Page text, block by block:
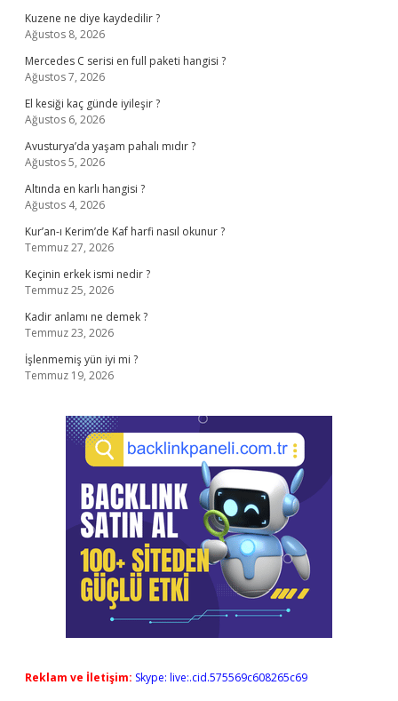
Kuzene ne diye kaydedilir ?
Ağustos 8, 2026
Mercedes C serisi en full paketi hangisi ?
Ağustos 7, 2026
El kesiği kaç günde iyileşir ?
Ağustos 6, 2026
Avusturya’da yaşam pahalı mıdır ?
Ağustos 5, 2026
Altında en karlı hangisi ?
Ağustos 4, 2026
Kur’an-ı Kerim’de Kaf harfi nasıl okunur ?
Temmuz 27, 2026
Keçinin erkek ismi nedir ?
Temmuz 25, 2026
Kadir anlamı ne demek ?
Temmuz 23, 2026
İşlenmemiş yün iyi mi ?
Temmuz 19, 2026
Reklam ve İletişim: Skype: live:.cid.575569c608265c69